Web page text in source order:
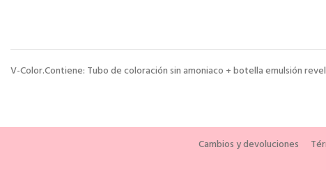
V-Color.Contiene: Tubo de coloración sin amoniaco + botella emulsión
Cambios y devoluciones